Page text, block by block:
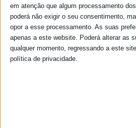
em atenção que algum processamento
poderá não exigir o seu consentimento,
opor a esse processamento. As suas
apenas a este website. Poderá alterar as
qualquer momento, regressando a este
política de privacidade.